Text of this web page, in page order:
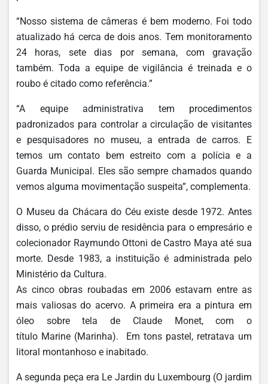
“Nosso sistema de câmeras é bem moderno. Foi todo
atualizado há cerca de dois anos. Tem monitoramento
24 horas, sete dias por semana, com gravação
também. Toda a equipe de vigilância é treinada e o
roubo é citado como referência.”
“A equipe administrativa tem procedimentos
padronizados para controlar a circulação de visitantes
e pesquisadores no museu, a entrada de carros. E
temos um contato bem estreito com a polícia e a
Guarda Municipal. Eles são sempre chamados quando
vemos alguma movimentação suspeita”, complementa.
O Museu da Chácara do Céu existe desde 1972. Antes
disso, o prédio serviu de residência para o empresário e
colecionador Raymundo Ottoni de Castro Maya até sua
morte. Desde 1983, a instituição é administrada pelo
Ministério da Cultura.
As cinco obras roubadas em 2006 estavam entre as
mais valiosas do acervo. A primeira era a pintura em
óleo sobre tela de Claude Monet, com o
título Marine (Marinha). Em tons pastel, retratava um
litoral montanhoso e inabitado.
A segunda peça era Le Jardin du Luxembourg (O jardim